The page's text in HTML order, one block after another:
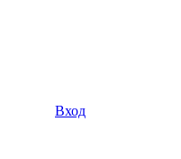
Вход